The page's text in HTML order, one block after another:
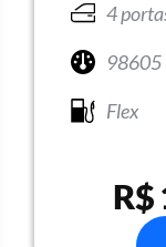
4
98605
Flex
R$